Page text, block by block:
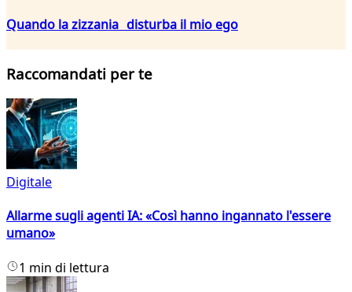
Quando la zizzania disturba il mio ego
Raccomandati per te
Digitale
Allarme sugli agenti IA: «Così hanno ingannato l'essere
umano»
1 min di lettura